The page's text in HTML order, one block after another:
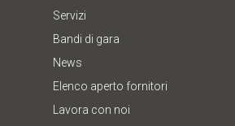
Servizi
Bandi di gara
News
Elenco aperto fornitori
Lavora con noi